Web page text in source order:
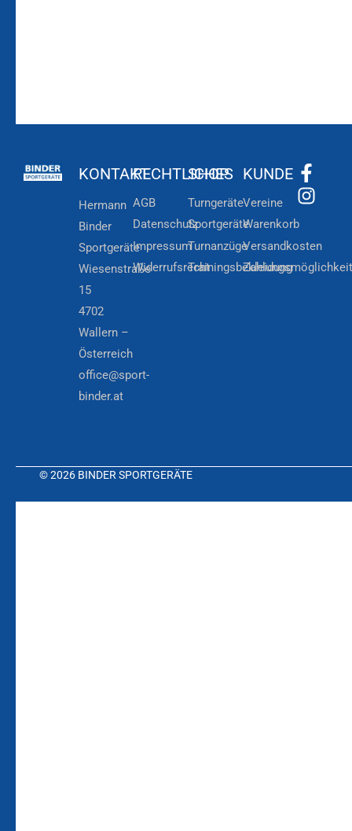
KONTAKT
Hermann
Binder
Sportgeräte
Wiesenstraße
15
4702
Wallern –
Österreich
office@sport-
binder.at
RECHTLICHES
AGB
Datenschutz
Impressum
Widerrufsrecht
SHOP
Turngeräte
Sportgeräte
Turnanzüge
Trainingsbekleidung
KUNDE
Vereine
Warenkorb
Versandkosten
© 2026 BINDER SPORTGERÄTE